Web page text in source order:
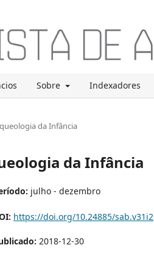
Sobre Indexadores
da Infância
da Infância
julho - dezembro
https://doi.org/10.24885/sab.v31i2
2018-12-30